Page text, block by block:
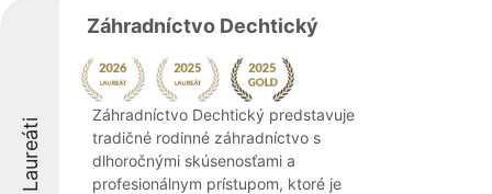
Laureáti
Záhradníctvo Dechtický
Záhradníctvo Dechtický predstavuje
tradičné rodinné záhradníctvo s
dlhoročnými skúsenosťami a
profesionálnym prístupom, ktoré je